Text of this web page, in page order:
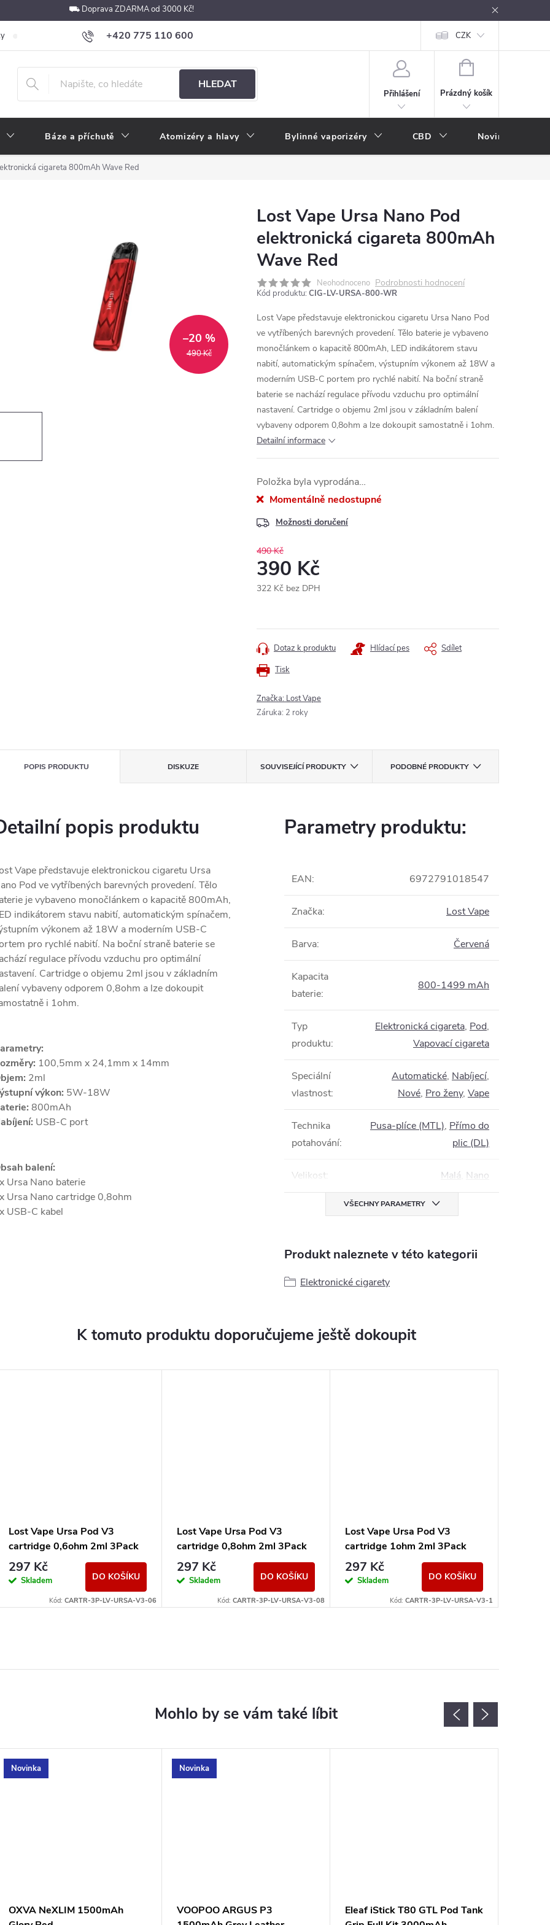
⛟ Doprava ZDARMA od 3000 Kč!
+420 775 110 600
obchod@e-cigarety.cz
Podmínky ochrany osobních údajů Velkoobchod Vše o e-kouření Nákupní rádce
CZK
HLEDAT
Přihlášení
NÁKUPNÍ
Prázdný košík
Báze a příchutě Atomizéry a hlavy Bylinné vaporizéry CBD Novinky
cigareta 800mAh Wave Red
490 Kč
–20 %
Lost Vape Ursa Nano Pod
elektronická cigareta 800mAh
Wave Red
Neohodnoceno Podrobnosti hodnocení
Kód produktu: CIG-LV-URSA-800-WR
Lost Vape představuje elektronickou cigaretu Ursa Nano Pod
ve vytříbených barevných provedení. Tělo baterie je vybaveno
monočlánkem o kapacitě 800mAh, LED indikátorem stavu
nabití, automatickým spínačem, výstupním výkonem až 18W a
moderním USB-C portem pro rychlé nabití. Na boční straně
baterie se nachází regulace přívodu vzduchu pro optimální
nastavení. Cartridge o objemu 2ml jsou v základním balení
vybaveny odporem 0,8ohm a lze dokoupit samostatně i 1ohm.
Detailní informace
Položka byla vyprodána…
Momentálně nedostupné
Možnosti doručení
490 Kč
390 Kč
322 Kč bez DPH
Tisk
Dotaz k produktu Hlídací pes Sdílet
Značka: Lost Vape
Záruka: 2 roky
POPIS PRODUKTU DISKUZE SOUVISEJÍCÍ PRODUKTY PODOBNÉ PRODUKTY
popis produktu
Vape představuje elektronickou cigaretu Ursa
Pod ve vytříbených barevných provedení. Tělo
je vybaveno monočlánkem o kapacitě 800mAh,
indikátorem stavu nabití, automatickým spínačem,
výkonem až 18W a moderním USB-C
pro rychlé nabití. Na boční straně baterie se
regulace přívodu vzduchu pro optimální
Cartridge o objemu 2ml jsou v základním
vybaveny odporem 0,8ohm a lze dokoupit
i 1ohm.
100,5mm x 24,1mm x 14mm
2ml
výkon: 5W-18W
800mAh
USB-C port
balení:
Ursa Nano baterie
Ursa Nano cartridge 0,8ohm
USB-C kabel
Parametry produktu:
EAN: 6972791018547
Značka: Lost Vape
Barva: Červená
Kapacita
baterie:
800-1499 mAh
Typ
produktu:
Elektronická cigareta, Pod,
Vapovací cigareta
Speciální
vlastnost:
Automatické, Nabíjecí,
Nové, Pro ženy, Vape
Technika
potahování:
Pusa-plíce (MTL), Přímo do
plic (DL)
Velikost: Malá Nano
VŠECHNY PARAMETRY
Produkt naleznete v této kategorii
Elektronické cigarety
K tomuto produktu doporučujeme ještě dokoupit
Lost Vape Ursa Pod V3
cartridge 0,6ohm 2ml 3Pack
297 Kč
Skladem DO KOŠÍKU
Kód: CARTR-3P-LV-URSA-V3-06
Lost Vape Ursa Pod V3
cartridge 0,8ohm 2ml 3Pack
297 Kč
Skladem DO KOŠÍKU
Kód: CARTR-3P-LV-URSA-V3-08
Lost Vape Ursa Pod V3
cartridge 1ohm 2ml 3Pack
297 Kč
Skladem DO KOŠÍKU
Kód: CARTR-3P-LV-URSA-V3-1
Novinka
OXVA NeXLIM 1500mAh
Novinka
VOOPOO ARGUS P3
Eleaf iStick T80 GTL Pod Tank